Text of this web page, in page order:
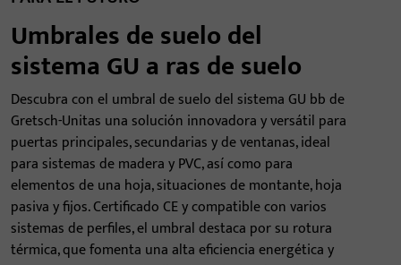
Umbrales de suelo del
sistema GU a ras de suelo
Descubra con el umbral de suelo del sistema GU bb de
Gretsch-Unitas una solución innovadora y versátil para
puertas principales, secundarias y de ventanas, ideal
para sistemas de madera y PVC, así como para
elementos de una hoja, situaciones de montante, hoja
pasiva y fijos. Certificado CE y compatible con varios
sistemas de perfiles, el umbral destaca por su rotura
térmica, que fomenta una alta eficiencia energética y